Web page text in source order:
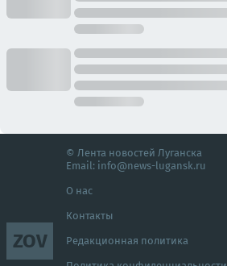
ZOV
© Лента новостей Луганска
Email: info@news-lugansk.ru
О нас
Контакты
Редакционная политика